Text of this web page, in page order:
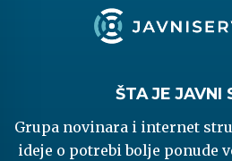
ŠTA JE JAVNI
Grupa novinara i internet
ideje o potrebi bolje ponude